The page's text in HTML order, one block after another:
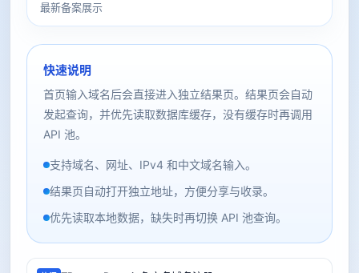
最新备案展示
快速说明
首页输入域名后会直接进入独立结果页。结果页会自动
发起查询，并优先读取数据库缓存，没有缓存时再调用
API 池。
支持域名、网址、IPv4 和中文域名输入。
结果页自动打开独立地址，方便分享与收录。
优先读取本地数据，缺失时再切换 API 池查询。